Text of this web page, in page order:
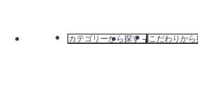
カテゴリーから探す こだわりから